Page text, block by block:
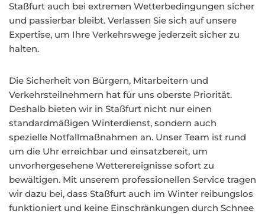
Staßfurt auch bei extremen Wetterbedingungen sicher
und passierbar bleibt. Verlassen Sie sich auf unsere
Expertise, um Ihre Verkehrswege jederzeit sicher zu
halten.
Die Sicherheit von Bürgern, Mitarbeitern und
Verkehrsteilnehmern hat für uns oberste Priorität.
Deshalb bieten wir in Staßfurt nicht nur einen
standardmäßigen Winterdienst, sondern auch
spezielle Notfallmaßnahmen an. Unser Team ist rund
um die Uhr erreichbar und einsatzbereit, um
unvorhergesehene Wetterereignisse sofort zu
bewältigen. Mit unserem professionellen Service tragen
wir dazu bei, dass Staßfurt auch im Winter reibungslos
funktioniert und keine Einschränkungen durch Schnee